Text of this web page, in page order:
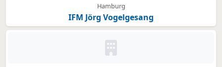
Hamburg
IFM Jörg Vogelgesang
Kein Bild oder Logo hinterlegt